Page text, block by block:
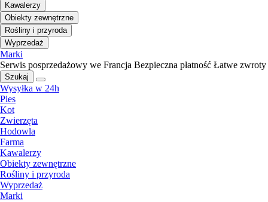
Kawalerzy
Obiekty zewnętrzne
Rośliny i przyroda
Wyprzedaż
Marki
Serwis posprzedażowy we Francja Bezpieczna płatność Łatwe zwroty
Szukaj
Wysyłka w 24h
Pies
Kot
Zwierzęta
Hodowla
Farma
Kawalerzy
Obiekty zewnętrzne
Rośliny i przyroda
Wyprzedaż
Marki